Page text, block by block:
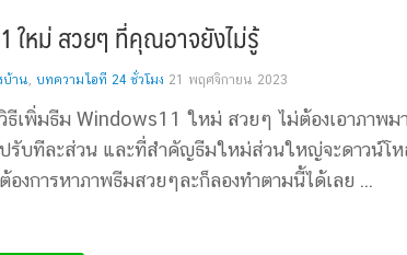
ใหม่ สวยๆ ที่คุณอาจยังไม่รู้
บ้าน, บทความไอที 24 ชั่วโมง 21 พฤศจิกายน 2023
วิธีเพิ่มธีม Windows11 ใหม่ สวยๆ ไม่ต้องเอาภาพม
ปรับทีละส่วน และที่สำคัญธีมใหม่ส่วนใหญ่จะดาวน์โ
ต้องการหาภาพธีมสวยๆละก็ลองทำตามนี้ได้เลย ...